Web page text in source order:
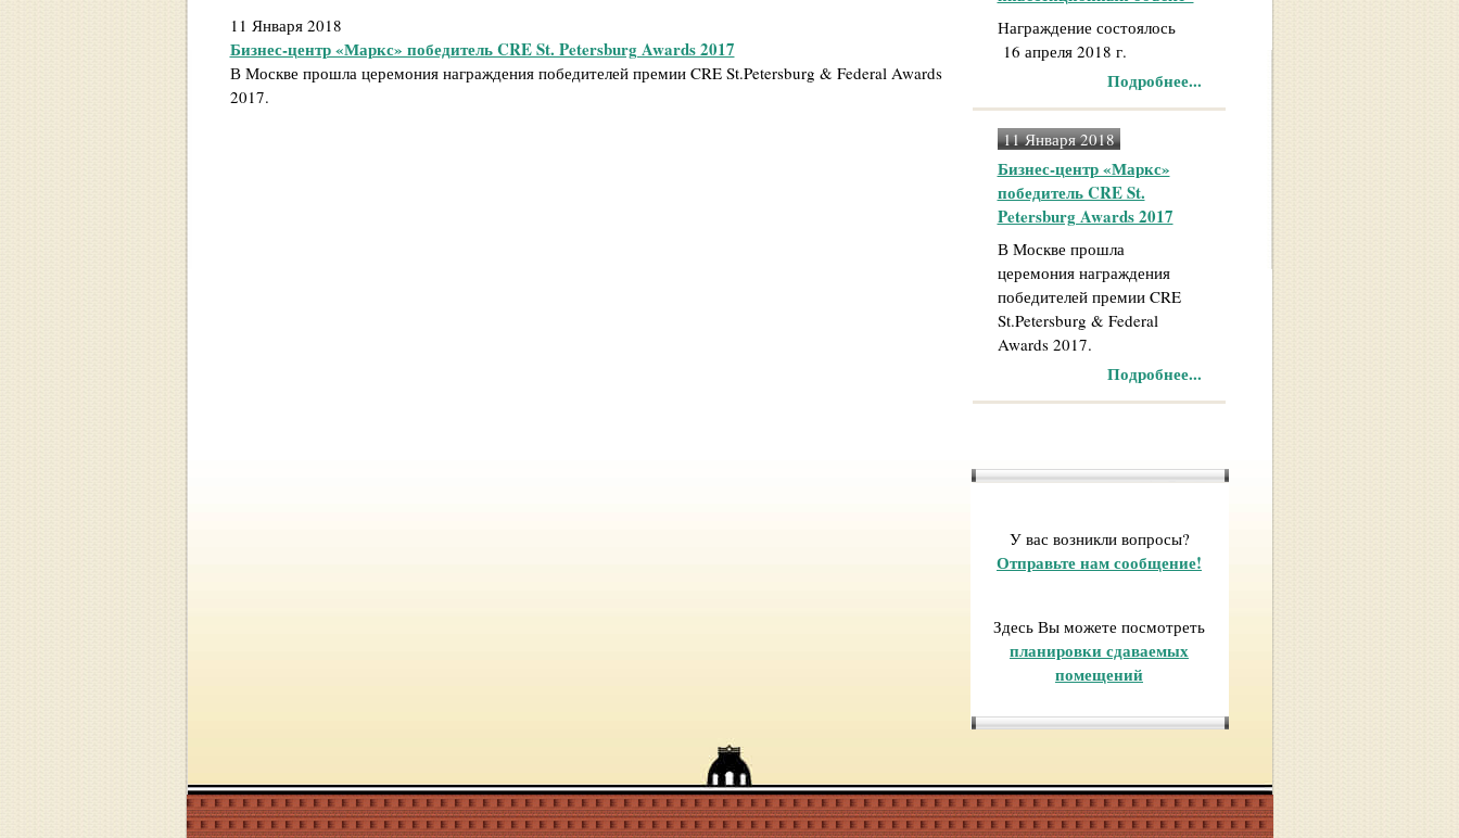
11 Января 2018
Бизнес-центр «Маркс» победитель CRE St. Petersburg Awards 2017
В Москве прошла церемония награждения победителей премии CRE St.Petersburg & Federal Awards
2017.
Награждение состоялось
16 апреля 2018 г.
Подробнее...
11 Января 2018
Бизнес-центр «Маркс»
победитель CRE St.
Petersburg Awards 2017
В Москве прошла
церемония награждения
победителей премии CRE
St.Petersburg & Federal
Awards 2017.
Подробнее...
У вас возникли вопросы?
Отправьте нам сообщение!
Здесь Вы можете посмотреть
планировки сдаваемых
помещений